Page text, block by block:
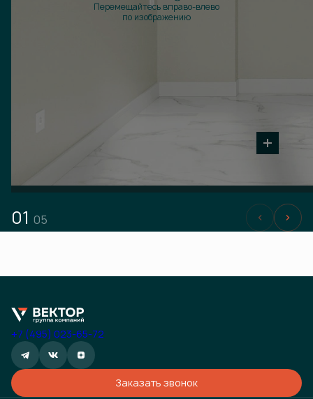
Перемещайтесь вправо-влево
по изображению
01 05
+7 (495) 023-65-72
Заказать звонок